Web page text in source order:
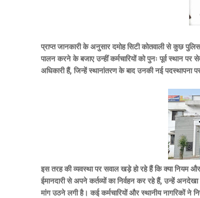
प्राप्त जानकारी के अनुसार दमोह सिटी कोतवाली से कुछ
पालन करने के बजाए उन्हीं कर्मचारियों को पुनः पूर्व स्थान
अधिकारी हैं, जिन्हें स्थानांतरण के बाद उनकी नई पदस्थापना
इस तरह की व्यवस्था पर सवाल खड़े हो रहे हैं कि क्या नियम
ईमानदारी से अपने कर्तव्यों का निर्वहन कर रहे हैं, उन्हें
मांग उठने लगी है। कई कर्मचारियों और स्थानीय नागरिकों ने